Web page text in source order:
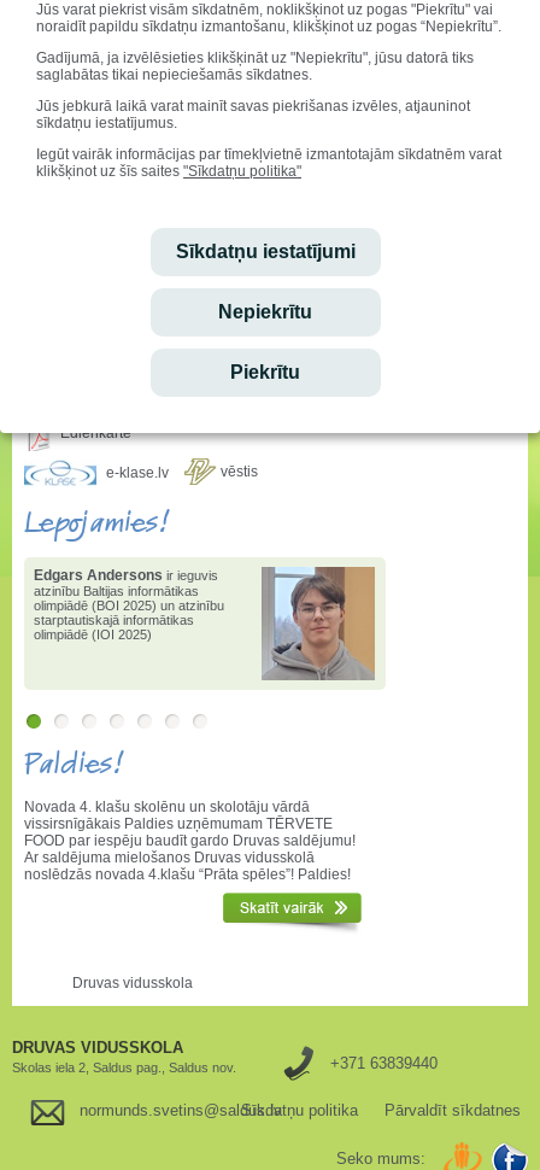
Jūs varat piekrist visām sīkdatnēm, noklikšķinot uz pogas "Piekrītu" vai
noraidīt papildu sīkdatņu izmantošanu, klikšķinot uz pogas “Nepiekrītu”.
Gadījumā, ja izvēlēsieties klikšķināt uz "Nepiekrītu", jūsu datorā tiks
saglabātas tikai nepieciešamās sīkdatnes.
Jūs jebkurā laikā varat mainīt savas piekrišanas izvēles, atjauninot
sīkdatņu iestatījumus.
Iegūt vairāk informācijas par tīmekļvietnē izmantotajām sīkdatnēm varat
klikšķinot uz šīs saites "Sīkdatņu politika"
Sīkdatņu iestatījumi
Nepiekrītu
Piekrītu
Alfrēds, Fredis, Madars
Dzimšanas dienu svin:
Ēdienkarte
e-klase.lv vēstis
Lepojamies!
Edgars Andersons ir ieguvis
atzinību Baltijas informātikas
olimpiādē (BOI 2025) un atzinību
starptautiskajā informātikas
olimpiādē (IOI 2025)
Paldies!
Novada 4. klašu skolēnu un skolotāju vārdā
vissirsnīgākais Paldies uzņēmumam TĒRVETE
FOOD par iespēju baudīt gardo Druvas saldējumu!
Ar saldējuma mielošanos Druvas vidusskolā
noslēdzās novada 4.klašu “Prāta spēles”! Paldies!
Druvas vidusskola
DRUVAS VIDUSSKOLA
Skolas iela 2, Saldus pag., Saldus nov. +371 63839440
normunds.svetins@saldus.lvSīkdatņu politika Pārvaldīt sīkdatnes
Seko mums: